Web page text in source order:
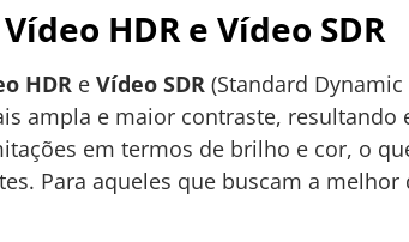
HDR e Vídeo SDR
HDR e Vídeo SDR (Standard
ampla e maior contraste,
em termos de brilho e cor, o
Para aqueles que buscam a